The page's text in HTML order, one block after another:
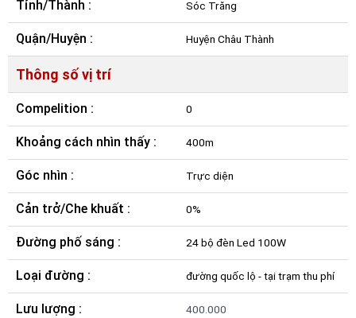
Tỉnh/Thành : Sóc Trăng
Quận/Huyện : Huyện Châu Thành
Thông số vị trí
Compelition : 0
Khoảng cách nhìn thấy : 400m
Góc nhìn : Trực diện
Cản trở/Che khuất : 0%
Đường phố sáng : 24 bộ đèn Led 100W
Loại đường : đường quốc lộ - tại trạm thu phí
Lưu lượng : 400.000